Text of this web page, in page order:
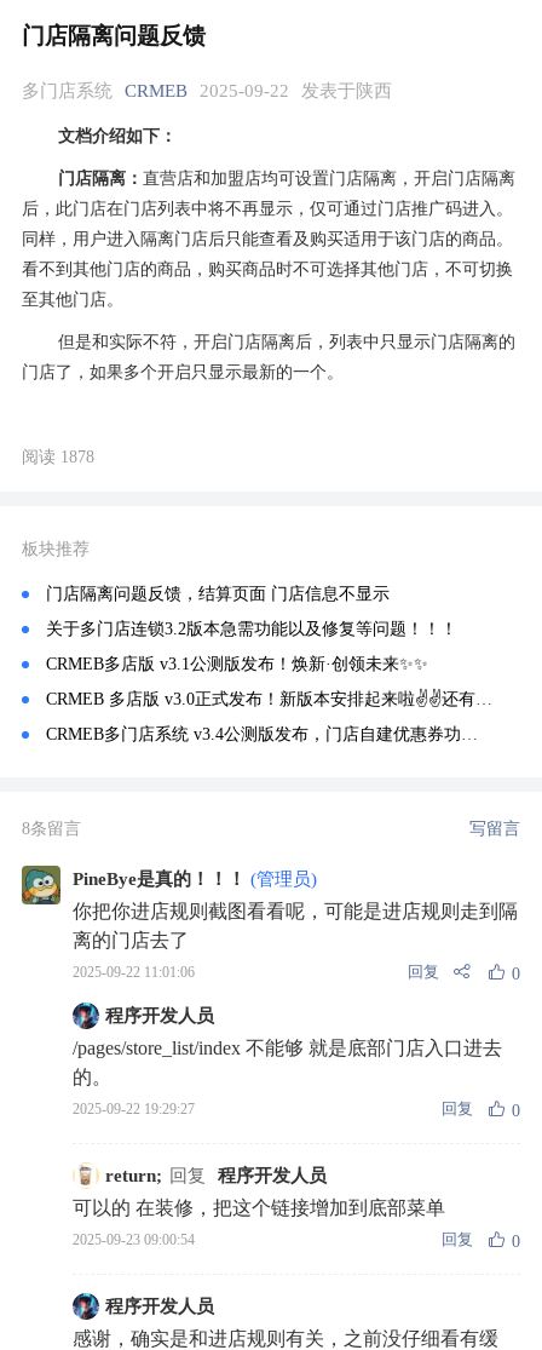
门店隔离问题反馈
多门店系统 CRMEB 2025-09-22 发表于陕西
文档介绍如下：
门店隔离： 直营店和加盟店均可设置门店隔离，开启门店隔离
后，此门店在门店列表中将不再显示，仅可通过门店推广码进入。
同样，用户进入隔离门店后只能查看及购买适用于该门店的商品。
看不到其他门店的商品，购买商品时不可选择其他门店，不可切换
至其他门店。
但是和实际不符，开启门店隔离后，列表中只显示门店隔离的
门店了，如果多个开启只显示最新的一个。
阅读 1878
板块推荐
门店隔离问题反馈，结算页面 门店信息不显示
关于多门店连锁3.2版本急需功能以及修复等问题！！！
CRMEB多店版 v3.1公测版发布！焕新·创领未来✨️✨️
CRMEB 多店版 v3.0正式发布！新版本安排起来啦✌✌还有 v3.1更新预告哦！
CRMEB多门店系统 v3.4公测版发布，门店自建优惠券功能上线🔥
8条留言 写留言
PineBye是真的！！！ (管理员)
你把你进店规则截图看看呢，可能是进店规则走到隔
离的门店去了
2025-09-22 11:01:06 回复 0
程序开发人员
/pages/store_list/index 不能够 就是底部门店入口进去
的。
2025-09-22 19:29:27 回复 0
return; 回复 程序开发人员
可以的 在装修，把这个链接增加到底部菜单
2025-09-23 09:00:54 回复 0
程序开发人员
感谢，确实是和进店规则有关，之前没仔细看有缓